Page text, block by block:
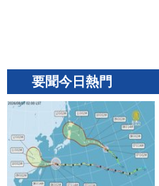
要聞今日熱門